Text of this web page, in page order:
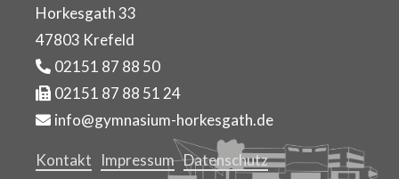
Horkesgath 33
47803 Krefeld
02151 87 88 50
02151 87 88 51 24
info@gymnasium-horkesgath.de
Kontakt Impressum Datenschutz